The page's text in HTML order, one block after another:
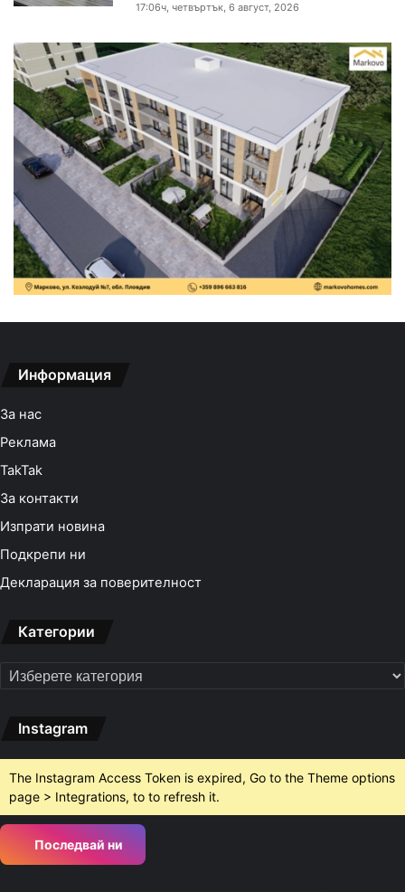
17:06ч, четвъртък, 6 август, 2026
Информация
За нас
Реклама
TakTak
За контакти
Изпрати новина
Подкрепи ни
Декларация за поверителност
Категории
Категории
Instagram
The Instagram Access Token is expired, Go to the Theme options
page > Integrations, to to refresh it.
Последвай ни